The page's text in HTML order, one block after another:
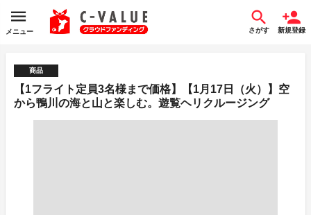
メニュー さがす 新規登録
商品
【1フライト定員3名様まで価格】【1月17日（火）】空
から鴨川の海と山と楽しむ。遊覧ヘリクルージング